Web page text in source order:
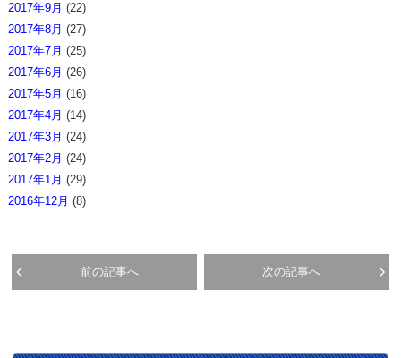
2017年9月 (22)
2017年8月 (27)
2017年7月 (25)
2017年6月 (26)
2017年5月 (16)
2017年4月 (14)
2017年3月 (24)
2017年2月 (24)
2017年1月 (29)
2016年12月 (8)
前の記事へ 次の記事へ